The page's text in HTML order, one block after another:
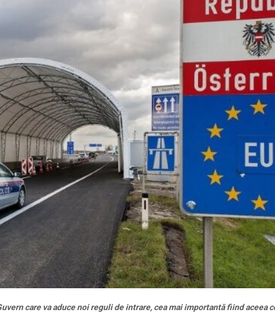
care va aduce noi reguli de intrare, cea mai importantă fiind aceea